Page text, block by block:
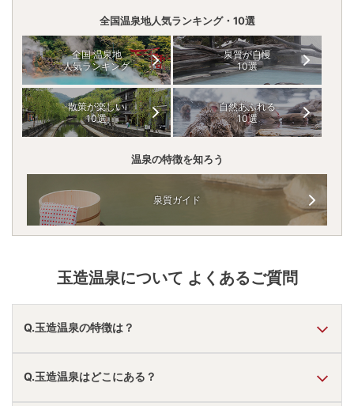
全国温泉地人気ランキング・10選
全国 温泉地
人気ランキング
泉質が自慢
10選
散策が楽しい
10選
自然あふれる
10選
温泉の特徴を知ろう
泉質ガイド
玉造温泉について よくあるご質問
Q.玉造温泉の特徴は？
A. 温泉・お湯の特徴は とろとろ・さらさら
の雰囲気は「静か・落ち着いた」
Q.玉造温泉はどこにある？